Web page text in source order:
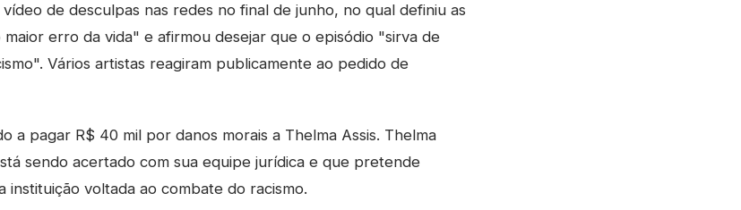
de desculpas nas redes no final de junho, no qual definiu as
erro da vida" e afirmou desejar que o episódio "sirva de
Vários artistas reagiram publicamente ao pedido de
a pagar R$ 40 mil por danos morais a Thelma Assis. Thelma
sendo acertado com sua equipe jurídica e que pretende
instituição voltada ao combate do racismo.